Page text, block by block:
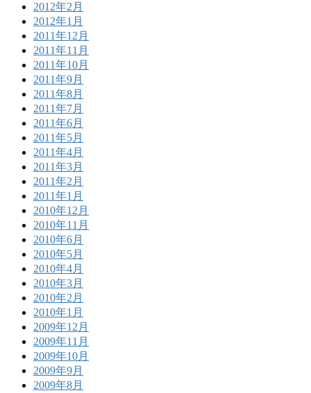
2012年2月
2012年1月
2011年12月
2011年11月
2011年10月
2011年9月
2011年8月
2011年7月
2011年6月
2011年5月
2011年4月
2011年3月
2011年2月
2011年1月
2010年12月
2010年11月
2010年6月
2010年5月
2010年4月
2010年3月
2010年2月
2010年1月
2009年12月
2009年11月
2009年10月
2009年9月
2009年8月